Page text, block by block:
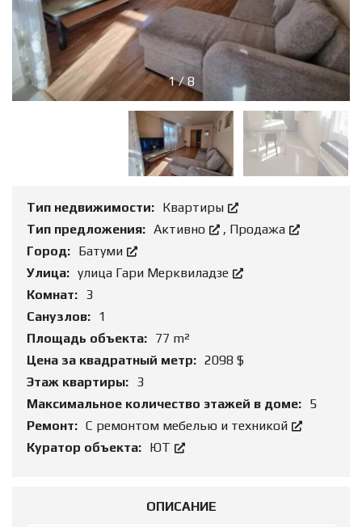
1/8
Тип недвижимости: Квартиры
Тип предложения: Активно , Продажа
Город: Батуми
Улица: улица Гари Мерквиладзе
Комнат: 3
Санузлов: 1
Площадь объекта: 77 m²
Цена за квадратный метр: 2098 $
Этаж квартиры: 3
Максимальное количество этажей в доме: 5
Ремонт: С ремонтом мебелью и техникой
Куратор объекта: ЮТ
ОПИСАНИЕ